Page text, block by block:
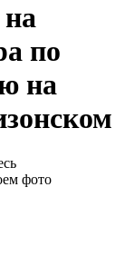
по
на
фото